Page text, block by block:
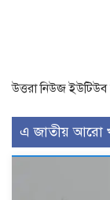
উত্তরা নিউজ ইউটিউব
এ জাতীয় আরো